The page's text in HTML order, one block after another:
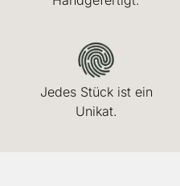
Jedes Stück ist ein
Unikat.